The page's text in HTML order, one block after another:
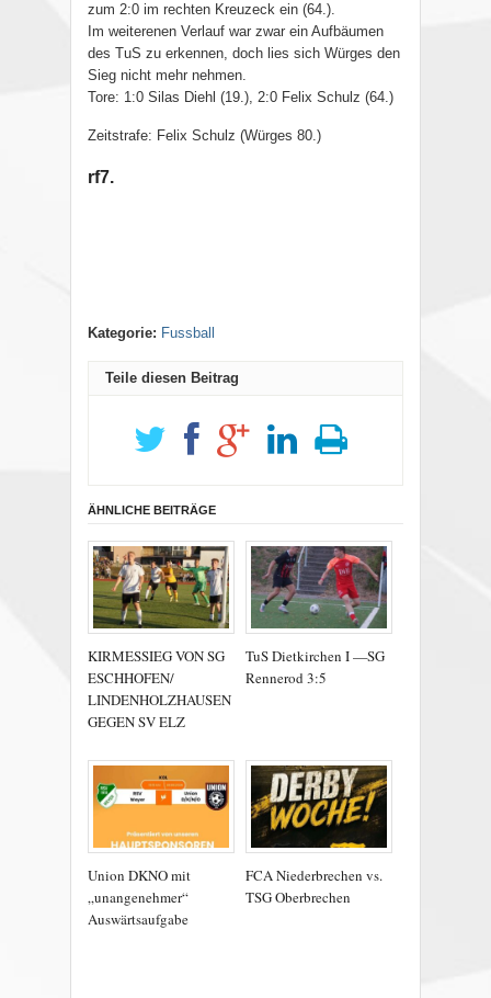
zum 2:0 im rechten Kreuzeck ein (64.).
Im weiterenen Verlauf war zwar ein Aufbäumen
des TuS zu erkennen, doch lies sich Würges den
Sieg nicht mehr nehmen.
Tore: 1:0 Silas Diehl (19.), 2:0 Felix Schulz (64.)
Zeitstrafe: Felix Schulz (Würges 80.)
rf7.
Kategorie: Fussball
Teile diesen Beitrag
ÄHNLICHE BEITRÄGE
KIRMESSIEG VON SG
ESCHHOFEN/
LINDENHOLZHAUSEN
GEGEN SV ELZ
TuS Dietkirchen I —SG
Rennerod 3:5
Union DKNO mit
„unangenehmer“
Auswärtsaufgabe
FCA Niederbrechen vs.
TSG Oberbrechen